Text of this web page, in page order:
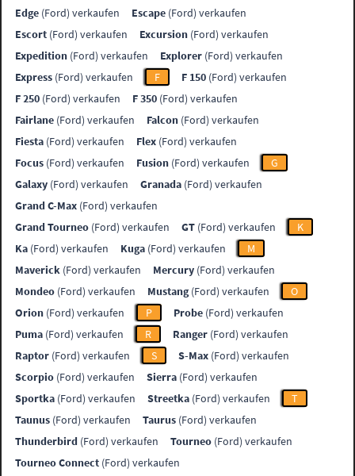
Edge (Ford) verkaufen Escape (Ford) verkaufen
Escort (Ford) verkaufen Excursion (Ford) verkaufen
Expedition (Ford) verkaufen Explorer (Ford) verkaufen
Express (Ford) verkaufen F F 150 (Ford) verkaufen
F 250 (Ford) verkaufen F 350 (Ford) verkaufen
Fairlane (Ford) verkaufen Falcon (Ford) verkaufen
Fiesta (Ford) verkaufen Flex (Ford) verkaufen
Focus (Ford) verkaufen Fusion (Ford) verkaufen
G
Galaxy (Ford) verkaufen Granada (Ford) verkaufen
Grand C-Max (Ford) verkaufen
Grand Tourneo (Ford) verkaufen GT (Ford) verkaufen
K
Ka (Ford) verkaufen Kuga (Ford) verkaufen
M
Maverick (Ford) verkaufen Mercury (Ford) verkaufen
Mondeo (Ford) verkaufen Mustang(Ford) verkaufen
O
Orion (Ford) verkaufen P Probe (Ford) verkaufen
Puma (Ford) verkaufen R Ranger (Ford) verkaufen
Raptor (Ford) verkaufen S S-Max (Ford) verkaufen
Scorpio (Ford) verkaufen Sierra (Ford) verkaufen
Sportka (Ford) verkaufen Streetka (Ford) verkaufen
T
Taunus (Ford) verkaufen Taurus (Ford) verkaufen
Thunderbird (Ford) verkaufen Tourneo (Ford) verkaufen
Tourneo Connect (Ford) verkaufen